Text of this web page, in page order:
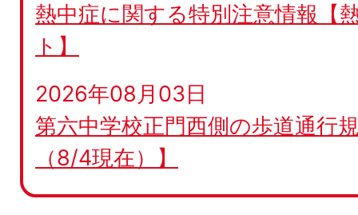
熱中症に関する特別注意情報【
ト】
2026年08月03日
第六中学校正門西側の歩道通行
（8/4現在）】